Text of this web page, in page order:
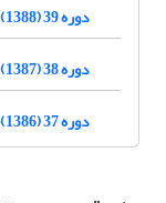
دوره 39 (1388)
دوره 38 (1387)
دوره 37 (1386)